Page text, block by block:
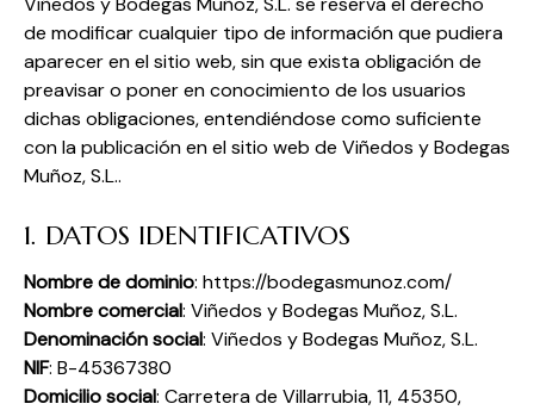
de modificar cualquier tipo de información que pudiera
aparecer en el sitio web, sin que exista obligación de
preavisar o poner en conocimiento de los usuarios
dichas obligaciones, entendiéndose como suficiente
con la publicación en el sitio web de Viñedos y Bodegas
Muñoz, S.L..
1. DATOS IDENTIFICATIVOS
Nombre de dominio: https://bodegasmunoz.com/
Nombre comercial: Viñedos y Bodegas Muñoz, S.L.
Denominación social: Viñedos y Bodegas Muñoz, S.L.
NIF: B-45367380
Domicilio social: Carretera de Villarrubia, 11, 45350,